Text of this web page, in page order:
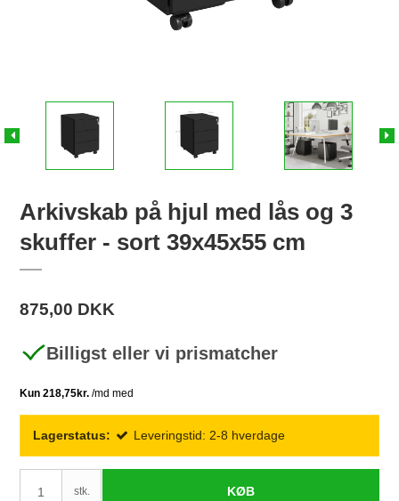
Arkivskab på hjul med lås og 3
skuffer - sort 39x45x55 cm
875,00 DKK
Billigst eller vi prismatcher
Lagerstatus: Leveringstid: 2-8 hverdage
stk. KØB